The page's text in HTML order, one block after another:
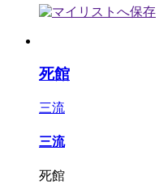
死館
三流
三流
死館